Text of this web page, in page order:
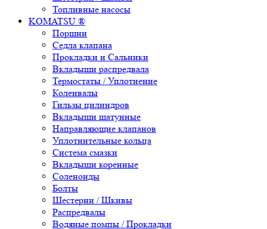
Топливные насосы
KOMATSU ®
Поршни
Седла клапана
Прокладки и Сальники
Вкладыши распредвала
Термостаты / Уплотнение
Коленвалы
Гильзы цилиндров
Вкладыши шатунные
Направляющие клапанов
Уплотнительные кольца
Система смазки
Вкладыши коренные
Соленоиды
Болты
Шестерни / Шкивы
Распредвалы
Водяные помпы / Прокладки